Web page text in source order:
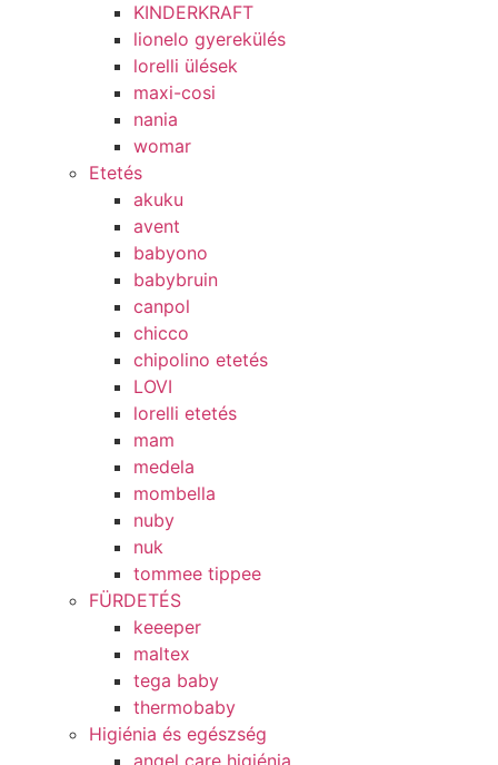
KINDERKRAFT
lionelo gyerekülés
lorelli ülések
maxi-cosi
nania
womar
Etetés
akuku
avent
babyono
babybruin
canpol
chicco
chipolino etetés
LOVI
lorelli etetés
mam
medela
mombella
nuby
nuk
tommee tippee
FÜRDETÉS
keeeper
maltex
tega baby
thermobaby
Higiénia és egészség
angel care higiénia